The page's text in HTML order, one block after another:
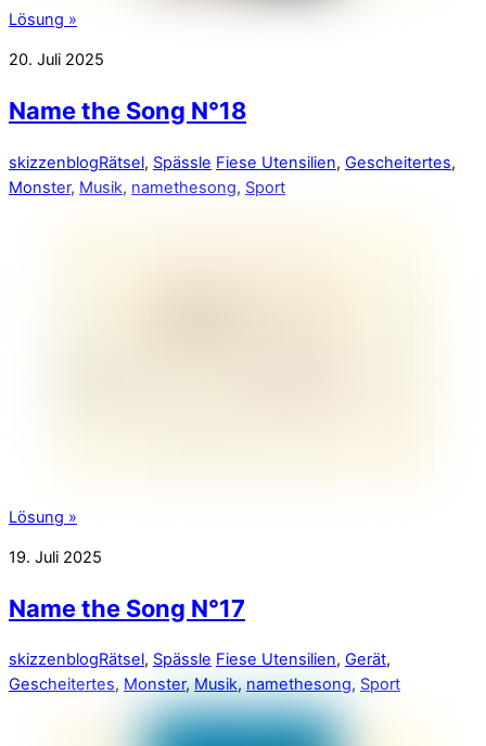
Lösung »
20. Juli 2025
Name the Song N°18
skizzenblogRätsel, Spässle Fiese Utensilien, Gescheitertes,
Monster, Musik, namethesong, Sport
Lösung »
19. Juli 2025
Name the Song N°17
skizzenblogRätsel, Spässle Fiese Utensilien, Gerät,
Gescheitertes, Monster, Musik, namethesong, Sport